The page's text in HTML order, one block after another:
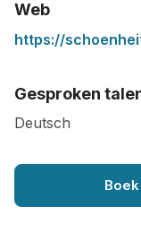
Web
https://
Gesproken
Deutsch